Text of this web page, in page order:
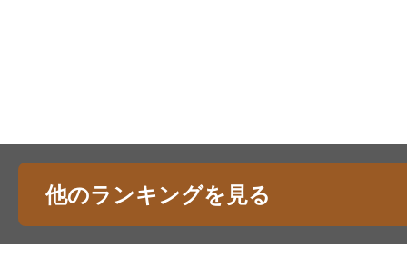
他のランキングを見る